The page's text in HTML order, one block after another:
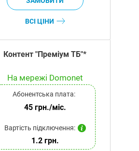
ВСІ ЦІНИ
Контент "Преміум ТБ"*
На мережі Domonet
Абонентська плата:
45 грн./міс.
Вартість підключення:
1.2 грн.